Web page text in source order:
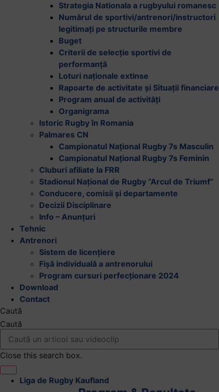
Strategia Nationala a rugbyului romanesc
Numărul de sportivi/antrenori/instructori
legitimați pe structurile membre
Buget
Criterii de selecție sportivi de
performanță
Loturi naționale extinse
Rapoarte de activitate și Situații financiare
Program anual de activități
Organigrama
Istoric Rugby în Romania
Palmares CN
Campionatul Național Rugby 7s Masculin
Campionatul Național Rugby 7s Feminin
Cluburi afiliate la FRR
Stadionul Național de Rugby “Arcul de Triumf”
Conducere, comisii și departamente
Decizii Disciplinare
Info – Anunțuri
Tehnic
Antrenori
Sistem de licențiere
Fișă individuală a antrenorului
Program cursuri perfecționare 2024
Download
Contact
Caută
Caută
Close this search box.
Liga de Rugby Kaufland